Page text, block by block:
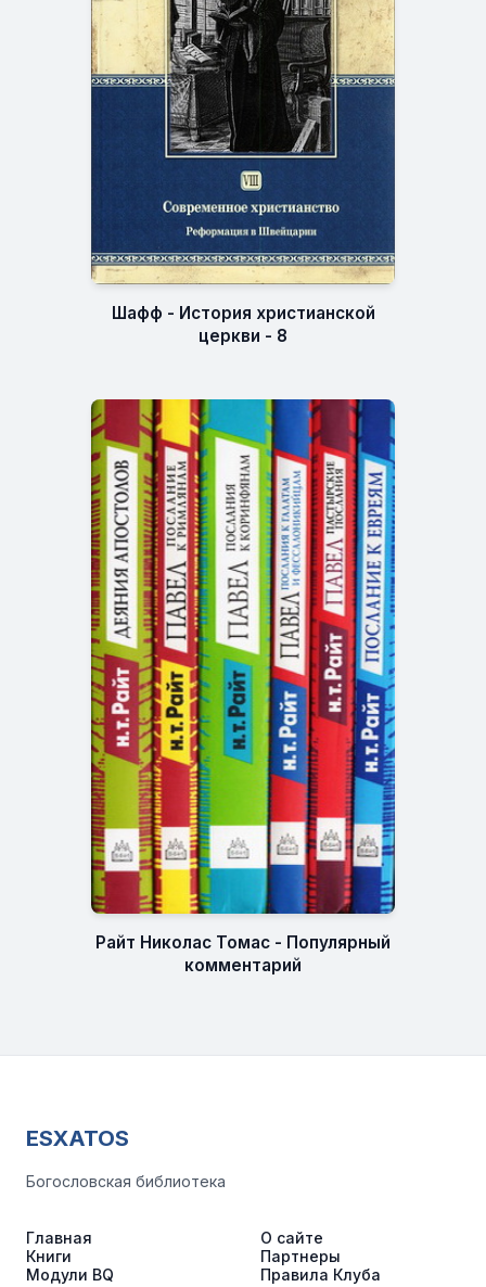
Шафф - История христианской
церкви - 8
Райт Николас Томас - Популярный
комментарий
ESXATOS
Богословская библиотека
Главная
Книги
Модули BQ
О сайте
Партнеры
Правила Клуба